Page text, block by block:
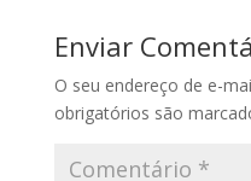
Enviar
O seu endereço de e-
obrigatórios são